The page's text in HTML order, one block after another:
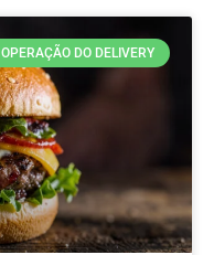
OPERAÇÃO DO DELIVERY